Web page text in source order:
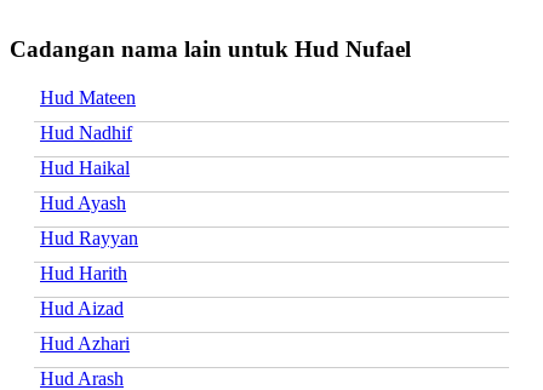
Cadangan nama lain untuk Hud Nufael
Hud Mateen
Hud Nadhif
Hud Haikal
Hud Ayash
Hud Rayyan
Hud Harith
Hud Aizad
Hud Azhari
Hud Arash